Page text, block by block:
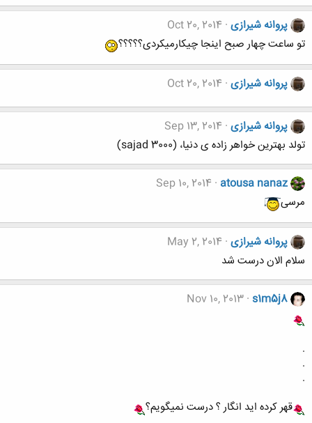
پروانه شیرازی Oct 20, 2014
تو ساعت چهار صبح اینجا چیکارمیکردی؟؟؟؟؟
پروانه شیرازی Oct 20, 2014
پروانه شیرازی Sep 13, 2014
تولد بهترین خواهر زاده ی دنیا، (sajad 3000)
atousa nanaz
Sep 10, 2014
مرسی
پروانه شیرازی May 2, 2014
سلام الان درست شد
s1m5j8
Nov 10, 2013
.
.
.
قهر کرده اید انگار ؟ درست نمیگویم؟